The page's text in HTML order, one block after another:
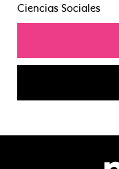
Ciencias Sociales